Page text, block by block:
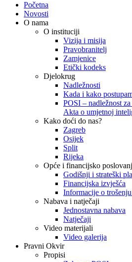
Početna
Novosti
O nama
O instituciji
Vizija i misija
Pravobranitelj
Zamjenice
Etički kodeks
Djelokrug
Nadležnosti
Kada i kako
POSI – nadležnost
Akta o umjetnoj
Kako doći do nas?
Zagreb
Osijek
Split
Rijeka
Opće i financijsko
Godišnji i strateški
Financijska izvješća
Informacije o trošenju
Nabava i natječaji
Jednostavna nabava
Natječaji
Video materijali
Video galerija
Pravni Okvir
Propisi